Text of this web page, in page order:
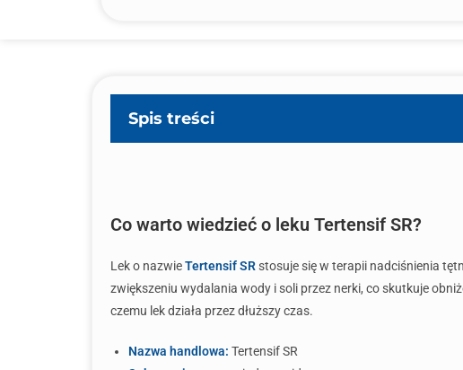
Spis treści
Co warto wiedzieć o leku Tertensif SR?
Lek o nazwieTertensif SRstosuje się w terapii nadciśnienia
zwiększeniu wydalania wody i soli przez nerki, co skutkuje
czemu lek działa przez dłuższy czas.
Nazwa handlowa: Tertensif SR